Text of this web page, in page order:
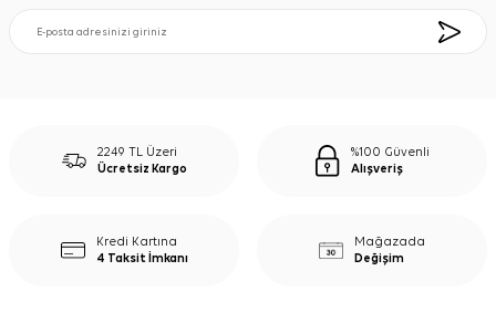
2249 TL Üzeri
Ücretsiz Kargo
%100 Güvenli
Alışveriş
Kredi Kartına
4 Taksit İmkanı
Mağazada
Değişim